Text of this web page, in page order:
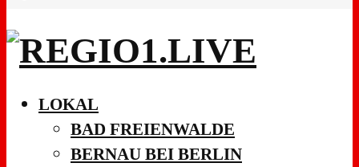
LOKAL
BAD FREIENWALDE
BERNAU BEI BERLIN